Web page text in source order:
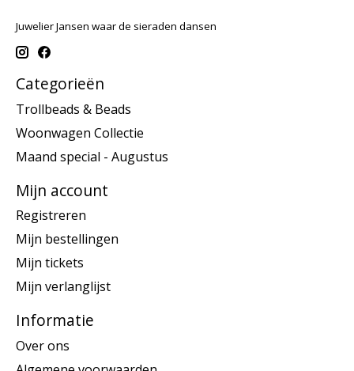
Juwelier Jansen waar de sieraden dansen
Categorieën
Trollbeads & Beads
Woonwagen Collectie
Maand special - Augustus
Mijn account
Registreren
Mijn bestellingen
Mijn tickets
Mijn verlanglijst
Informatie
Over ons